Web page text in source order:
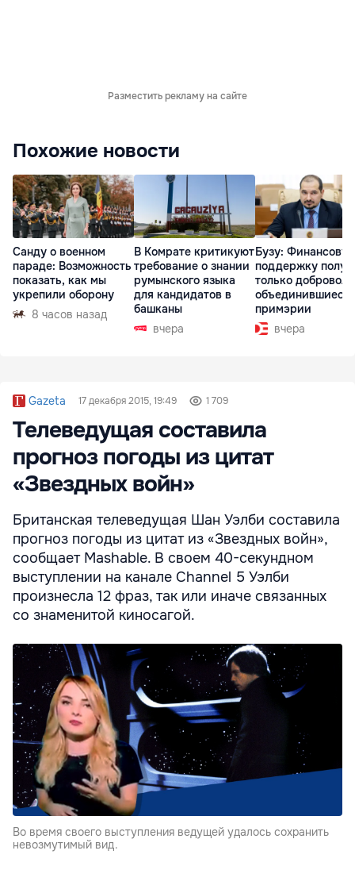
Разместить рекламу на сайте
Похожие новости
Санду о военном
параде: Возможность
показать, как мы
укрепили оборону
8 часов назад
В Комрате критикуют
требование о знании
румынского языка
для кандидатов в
башканы
вчера
Бузу:
поддержку
только
объединившиеся
примэрии
вчера
Gazeta 17 декабря 2015, 19:49 1 709
Телеведущая составила
прогноз погоды из цитат
«Звездных войн»
Британская телеведущая Шан Уэлби составила
прогноз погоды из цитат из «Звездных войн»,
сообщает Mashable. В своем 40-секундном
выступлении на канале Channel 5 Уэлби
произнесла 12 фраз, так или иначе связанных
со знаменитой киносагой.
Во время своего выступления ведущей удалось сохранить
невозмутимый вид.